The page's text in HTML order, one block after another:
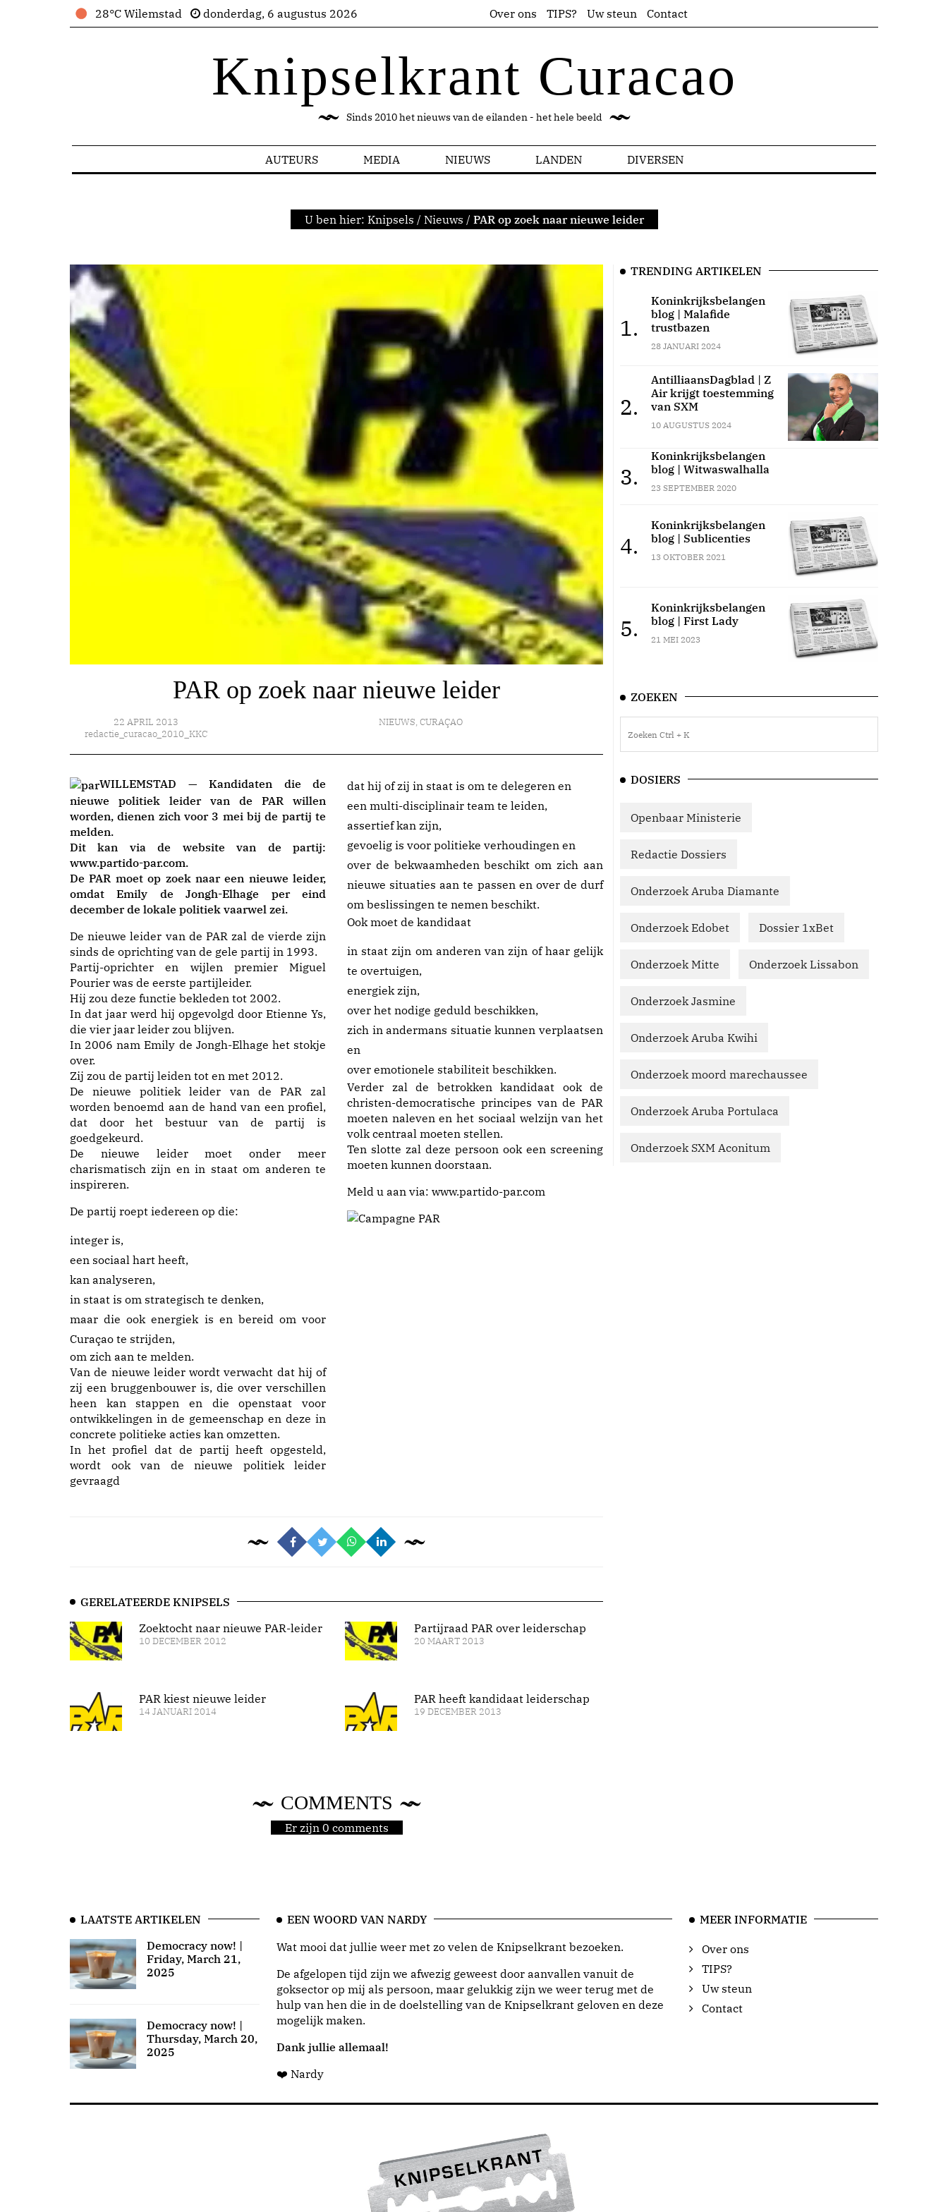
28°C Wilemstad donderdag, 6 augustus 2026 Over ons TIPS? Uw steun Contact
Knipselkrant Curacao
Sinds 2010 het nieuws van de eilanden - het hele beeld
AUTEURS MEDIA NIEUWS LANDEN DIVERSEN
U ben hier: Knipsels / Nieuws / PAR op zoek naar nieuwe leider
PAR op zoek naar nieuwe leider
22 APRIL 2013
redactie_curacao_2010_KKC
NIEUWS,CURAÇAO
WILLEMSTAD — Kandidaten die de
nieuwe politiek leider van de PAR willen
worden, dienen zich voor 3 mei bij de partij te
melden.
Dit kan via de website van de partij:
www.partido-par.com.
De PAR moet op zoek naar een nieuwe leider,
omdat Emily de Jongh-Elhage per eind
december de lokale politiek vaarwel zei.
De nieuwe leider van de PAR zal de vierde zijn
sinds de oprichting van de gele partij in 1993.
Partij-oprichter en wijlen premier Miguel
Pourier was de eerste partijleider.
Hij zou deze functie bekleden tot 2002.
In dat jaar werd hij opgevolgd door Etienne Ys,
die vier jaar leider zou blijven.
In 2006 nam Emily de Jongh-Elhage het stokje
over.
Zij zou de partij leiden tot en met 2012.
De nieuwe politiek leider van de PAR zal
worden benoemd aan de hand van een profiel,
dat door het bestuur van de partij is
goedgekeurd.
De nieuwe leider moet onder meer
charismatisch zijn en in staat om anderen te
inspireren.
De partij roept iedereen op die:
integer is,
een sociaal hart heeft,
kan analyseren,
in staat is om strategisch te denken,
maar die ook energiek is en bereid om voor
Curaçao te strijden,
om zich aan te melden.
Van de nieuwe leider wordt verwacht dat hij of
zij een bruggenbouwer is, die over verschillen
heen kan stappen en die openstaat voor
ontwikkelingen in de gemeenschap en deze in
concrete politieke acties kan omzetten.
In het profiel dat de partij heeft opgesteld,
wordt ook van de nieuwe politiek leider
gevraagd
dat hij of zij in staat is om te delegeren en
een multi-disciplinair team te leiden,
assertief kan zijn,
gevoelig is voor politieke verhoudingen en
over de bekwaamheden beschikt om zich aan
nieuwe situaties aan te passen en over de durf
om beslissingen te nemen beschikt.
Ook moet de kandidaat
in staat zijn om anderen van zijn of haar gelijk
te overtuigen,
energiek zijn,
over het nodige geduld beschikken,
zich in andermans situatie kunnen verplaatsen
en
over emotionele stabiliteit beschikken.
Verder zal de betrokken kandidaat ook de
christen-democratische principes van de PAR
moeten naleven en het sociaal welzijn van het
volk centraal moeten stellen.
Ten slotte zal deze persoon ook een screening
moeten kunnen doorstaan.
Meld u aan via: www.partido-par.com
GERELATEERDE KNIPSELS
Zoektocht naar nieuwe PAR-leider
10 DECEMBER 2012
PAR kiest nieuwe leider
14 JANUARI 2014
Partijraad PAR over leiderschap
20 MAART 2013
PAR heeft kandidaat leiderschap
19 DECEMBER 2013
COMMENTS
Er zijn 0 comments
TRENDING ARTIKELEN
1.
Koninkrijksbelangen
blog | Malafide
trustbazen
28 JANUARI 2024
2.
AntilliaansDagblad | Z
Air krijgt toestemming
van SXM
10 AUGUSTUS 2024
3.
Koninkrijksbelangen
blog | Witwaswalhalla
23 SEPTEMBER 2020
4.
Koninkrijksbelangen
blog | Sublicenties
13 OKTOBER 2021
5.
Koninkrijksbelangen
blog | First Lady
21 MEI 2023
ZOEKEN
DOSIERS
Openbaar Ministerie
Redactie Dossiers
Onderzoek Aruba Diamante
Onderzoek Edobet Dossier 1xBet
Onderzoek Mitte Onderzoek Lissabon
Onderzoek Jasmine
Onderzoek Aruba Kwihi
Onderzoek moord marechaussee
Onderzoek Aruba Portulaca
Onderzoek SXM Aconitum
LAATSTE ARTIKELEN
Democracy now! |
Friday, March 21,
2025
Democracy now! |
Thursday, March 20,
2025
EEN WOORD VAN NARDY
Wat mooi dat jullie weer met zo velen de Knipselkrant bezoeken.
De afgelopen tijd zijn we afwezig geweest door aanvallen vanuit de
goksector op mij als persoon, maar gelukkig zijn we weer terug met de
hulp van hen die in de doelstelling van de Knipselkrant geloven en deze
mogelijk maken.
Dank jullie allemaal!
❤️ Nardy
MEER INFORMATIE
Over ons
TIPS?
Uw steun
Contact